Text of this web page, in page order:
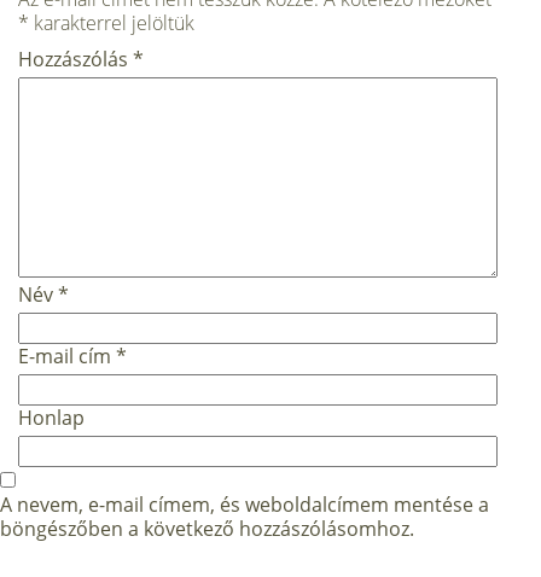
* karakterrel jelöltük
Hozzászólás *
Név*
E-mail cím *
Honlap
A nevem, e-mail címem, és weboldalcímem mentése a
böngészőben a következő hozzászólásomhoz.